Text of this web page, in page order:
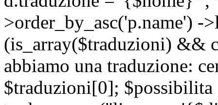
>order_by_asc('p.name')
(is_array($traduzioni) &&
abbiamo una traduzione:
$traduzioni[0];